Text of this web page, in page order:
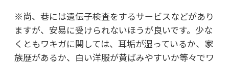
※尚、巷には遺伝子検査をするサービスなどがあり
ますが、安易に受けられないほうが良いです。少な
くともワキガに関しては、耳垢が湿っているか、家
族歴があるか、白い洋服が黄ばみやすいか等々でワ